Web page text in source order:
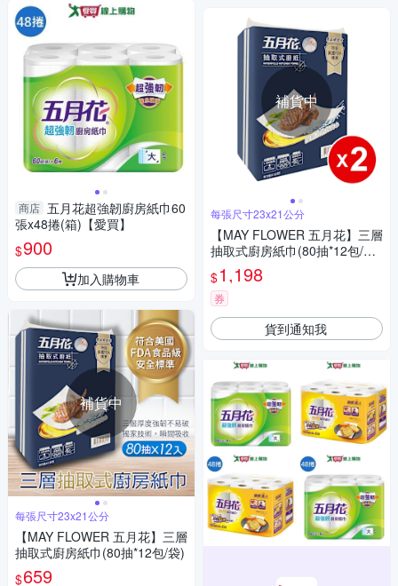
商店 五月花超強韌廚房紙巾60
張x48捲(箱)【愛買】
$900
加入購物車
補貨中
每張尺寸23x21公分
【MAY FLOWER 五月花】三層
抽取式廚房紙巾(80抽*12包/袋)
$659
補貨中
每張尺寸23x21公分
【MAY FLOWER 五月花】三層
抽取式廚房紙巾(80抽*12包/袋*
2袋)
$1,198
券
貨到通知我